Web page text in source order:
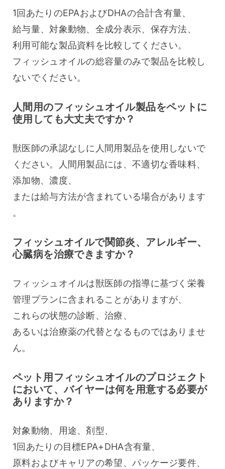
1回あたりのEPAおよびDHAの合計含有量、
給与量、対象動物、全成分表示、保存方法、
利用可能な製品資料を比較してください。
フィッシュオイルの総容量のみで製品を比較し
ないでください。
人間用のフィッシュオイル製品をペットに
使用しても大丈夫ですか？
獣医師の承認なしに人間用製品を使用しないで
ください。人間用製品には、不適切な香味料、
添加物、濃度、
または給与方法が含まれている場合があります
。
フィッシュオイルで関節炎、アレルギー、
心臓病を治療できますか？
フィッシュオイルは獣医師の指導に基づく栄養
管理プランに含まれることがありますが、
これらの状態の診断、治療、
あるいは治療薬の代替となるものではありませ
ん。
ペット用フィッシュオイルのプロジェクト
において、バイヤーは何を用意する必要が
ありますか？
対象動物、用途、剤型、
1回あたりの目標EPA+DHA含有量、
原料およびキャリアの希望、パッケージ要件、